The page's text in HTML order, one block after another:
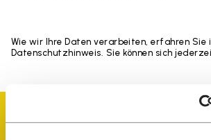
Wie wir Ihre Daten verarbeiten, erfahren Sie
Datenschutzhinweis. Sie können sich